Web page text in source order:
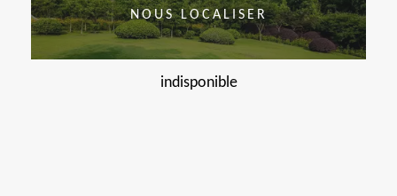
NOUS LOCALISER
indisponible